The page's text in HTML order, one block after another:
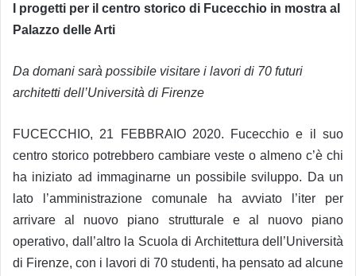
I progetti per il centro storico di Fucecchio in mostra al
Palazzo delle Arti
Da domani sarà possibile visitare i lavori di 70 futuri
architetti dell’Università di Firenze
FUCECCHIO, 21 FEBBRAIO 2020. Fucecchio e il suo
centro storico potrebbero cambiare veste o almeno c’è chi
ha iniziato ad immaginarne un possibile sviluppo. Da un
lato l’amministrazione comunale ha avviato l’iter per
arrivare al nuovo piano strutturale e al nuovo piano
operativo, dall’altro la Scuola di Architettura dell’Università
di Firenze, con i lavori di 70 studenti, ha pensato ad alcune